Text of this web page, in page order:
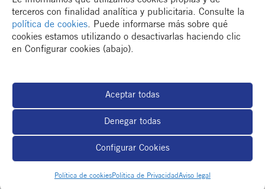
terceros con finalidad analítica y publicitaria. Consulte la
política de cookies. Puede informarse más sobre qué
cookies estamos utilizando o desactivarlas haciendo clic
en Configurar cookies (abajo).
Aceptar todas
Denegar todas
Configurar Cookies
Política de cookiesPolítica de PrivacidadAviso legal
M. 672 018 236
Colegio
Actualidad
BOLSA DE TRABAJO
Contacto